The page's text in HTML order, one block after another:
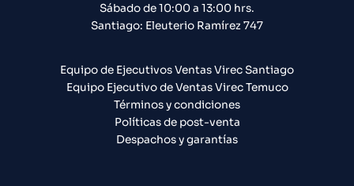
Sábado de 10:00 a 13:00 hrs.
Santiago: Eleuterio Ramírez 747​
Equipo de Ejecutivos Ventas Virec Santiago
Equipo Ejecutivo de Ventas Virec Temuco
Términos y condiciones
Políticas de post-venta
Despachos y garantías